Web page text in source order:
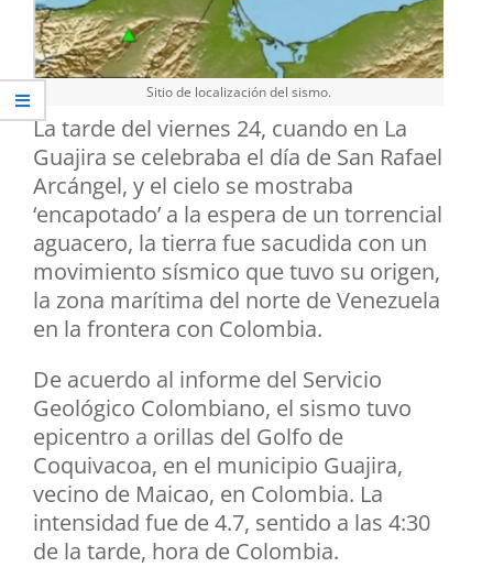
Sitio de localización del sismo.
La tarde del viernes 24, cuando en La
Guajira se celebraba el día de San Rafael
Arcángel, y el cielo se mostraba
‘encapotado’ a la espera de un torrencial
aguacero, la tierra fue sacudida con un
movimiento sísmico que tuvo su origen,
la zona marítima del norte de Venezuela
en la frontera con Colombia.
De acuerdo al informe del Servicio
Geológico Colombiano, el sismo tuvo
epicentro a orillas del Golfo de
Coquivacoa, en el municipio Guajira,
vecino de Maicao, en Colombia. La
intensidad fue de 4.7, sentido a las 4:30
de la tarde, hora de Colombia.